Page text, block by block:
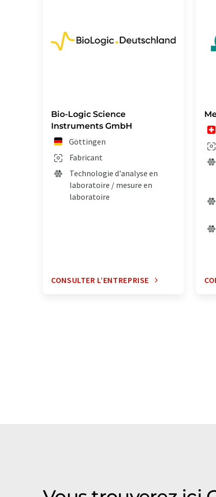
Bio-Logic Science
Instruments GmbH
Göttingen
Fabricant
Technologie d'analyse en
laboratoire / mesure en
laboratoire
CONSULTER L’ENTREPRISE